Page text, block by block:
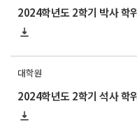
2024학년도 2학기 박사 학
대학원
2024학년도 2학기 석사 학